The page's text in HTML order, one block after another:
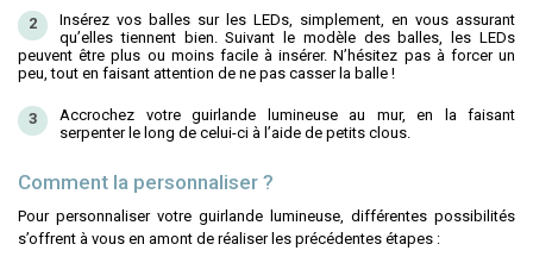
Insérez vos balles sur les LEDs, simplement, en vous assurant
qu’elles tiennent bien. Suivant le modèle des balles, les LEDs
peuvent être plus ou moins facile à insérer. N’hésitez pas à forcer un
peu, tout en faisant attention de ne pas casser la balle !
Accrochez votre guirlande lumineuse au mur, en la faisant
serpenter le long de celui-ci à l’aide de petits clous.
Comment la personnaliser ?
Pour personnaliser votre guirlande lumineuse, différentes possibilités
s’offrent à vous en amont de réaliser les précédentes étapes :